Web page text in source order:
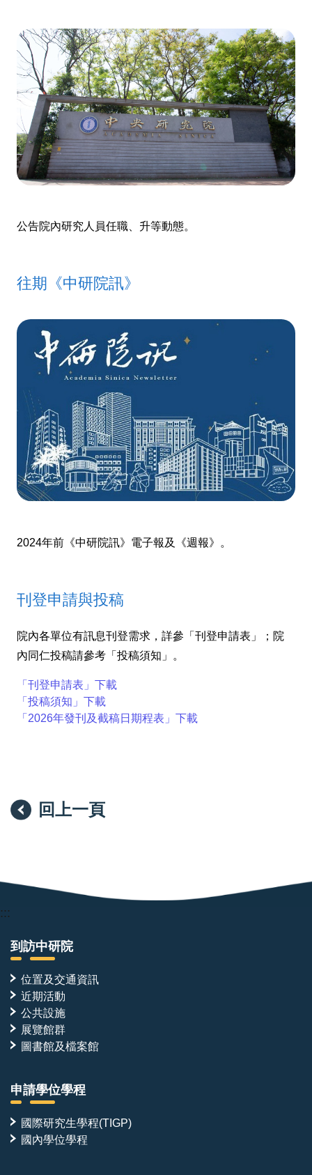
公告院內研究人員任職、升等動態。
往期《中研院訊》
2024年前《中研院訊》電子報及《週報》。
刊登申請與投稿
院內各單位有訊息刊登需求，詳參「刊登申請表」；院
內同仁投稿請參考「投稿須知」。
「刊登申請表」下載
「投稿須知」下載
「2026年發刊及截稿日期程表」下載
回上一頁
:::
到訪中研院
位置及交通資訊
近期活動
公共設施
展覽館群
圖書館及檔案館
申請學位學程
國際研究生學程(TIGP)
國內學位學程